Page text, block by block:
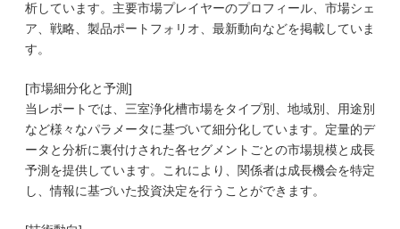
析しています。主要市場プレイヤーのプロフィール、市場シェ
ア、戦略、製品ポートフォリオ、最新動向などを掲載していま
す。
[市場細分化と予測]
当レポートでは、三室浄化槽市場をタイプ別、地域別、用途別
など様々なパラメータに基づいて細分化しています。定量的デ
ータと分析に裏付けされた各セグメントごとの市場規模と成長
予測を提供しています。これにより、関係者は成長機会を特定
し、情報に基づいた投資決定を行うことができます。